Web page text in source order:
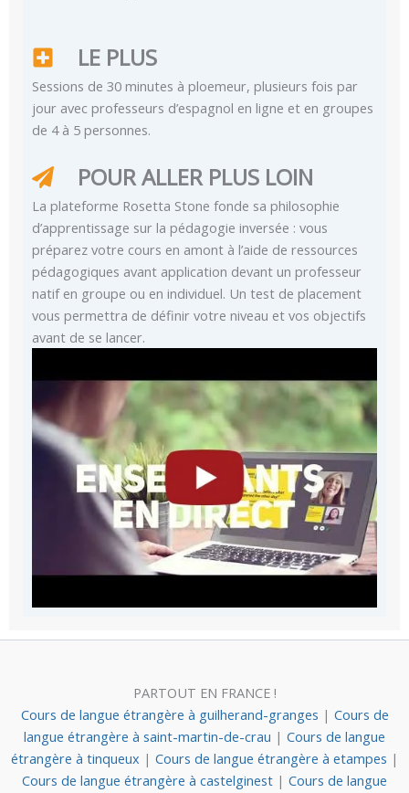
LE PLUS
Sessions de 30 minutes à ploemeur, plusieurs fois par
jour avec professeurs d’espagnol en ligne et en groupes
de 4 à 5 personnes.
POUR ALLER PLUS LOIN
La plateforme Rosetta Stone fonde sa philosophie
d’apprentissage sur la pédagogie inversée : vous
préparez votre cours en amont à l’aide de ressources
pédagogiques avant application devant un professeur
natif en groupe ou en individuel. Un test de placement
vous permettra de définir votre niveau et vos objectifs
avant de se lancer.
PARTOUT EN FRANCE !
Cours de langue étrangère à guilherand-granges | Cours de
langue étrangère à saint-martin-de-crau | Cours de langue
étrangère à tinqueux | Cours de langue étrangère à etampes |
Cours de langue étrangère à castelginest | Cours de langue